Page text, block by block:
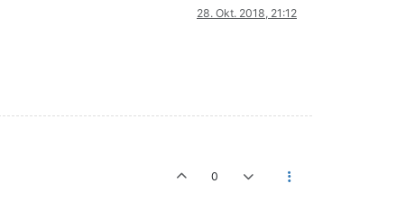
28. Okt. 2018, 21:12
0